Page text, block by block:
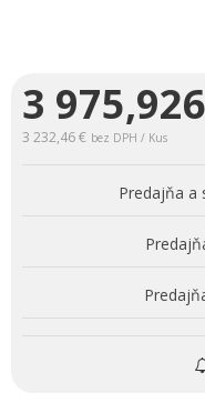
3 975,926
3 232,46 € bez DPH / Kus
Predajňa a